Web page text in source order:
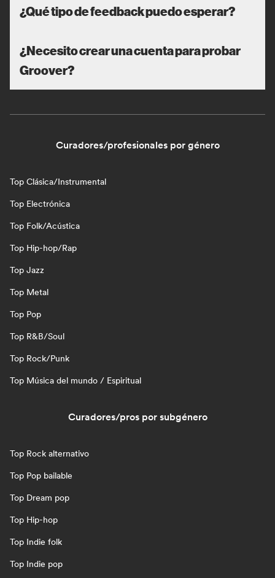
¿Qué tipo de feedback puedo esperar?
¿Necesito crear una cuenta para probar
Groover?
Curadores/profesionales por género
Top Clásica/Instrumental
Top Electrónica
Top Folk/Acústica
Top Hip-hop/Rap
Top Jazz
Top Metal
Top Pop
Top R&B/Soul
Top Rock/Punk
Top Música del mundo / Espiritual
Curadores/pros por subgénero
Top Rock alternativo
Top Pop bailable
Top Dream pop
Top Hip-hop
Top Indie folk
Top Indie pop